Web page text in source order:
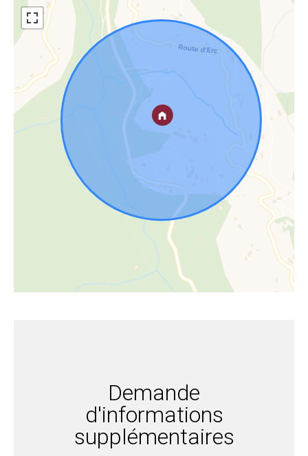
Demande
d'informations
supplémentaires